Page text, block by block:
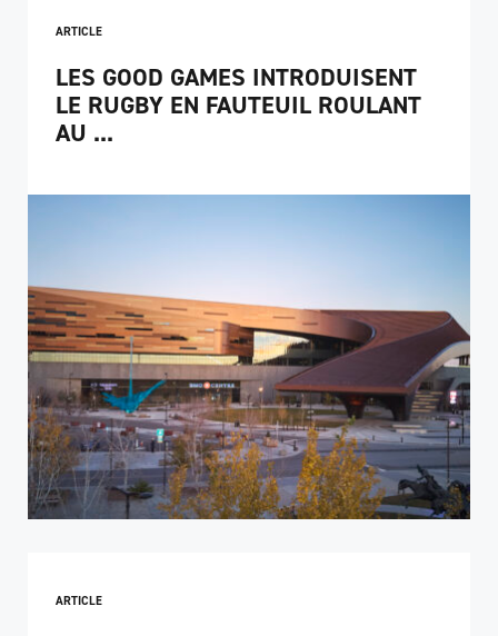
ARTICLE
LES GOOD GAMES INTRODUISENT
LE RUGBY EN FAUTEUIL ROULANT
AU ...
ARTICLE